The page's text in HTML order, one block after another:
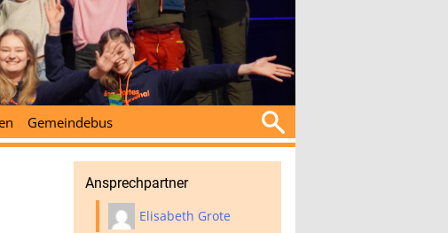
Gemeindebus
nach:
Ansprechpartner
Elisabeth Grote